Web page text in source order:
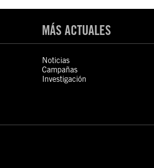
MÁS ACTUALES
Noticias
Campañas
Investigación